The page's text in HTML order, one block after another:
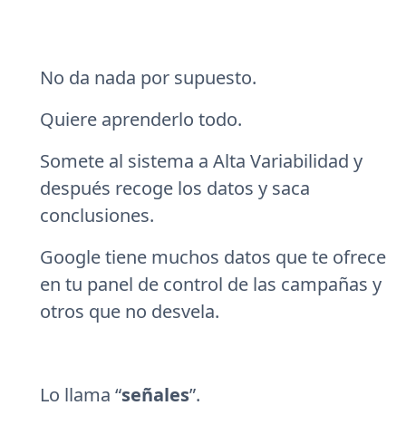
No da nada por supuesto.
Quiere aprenderlo todo.
Somete al sistema a Alta Variabilidad y
después recoge los datos y saca
conclusiones.
Google tiene muchos datos que te ofrece
en tu panel de control de las campañas y
otros que no desvela.
Lo llama “señales”.